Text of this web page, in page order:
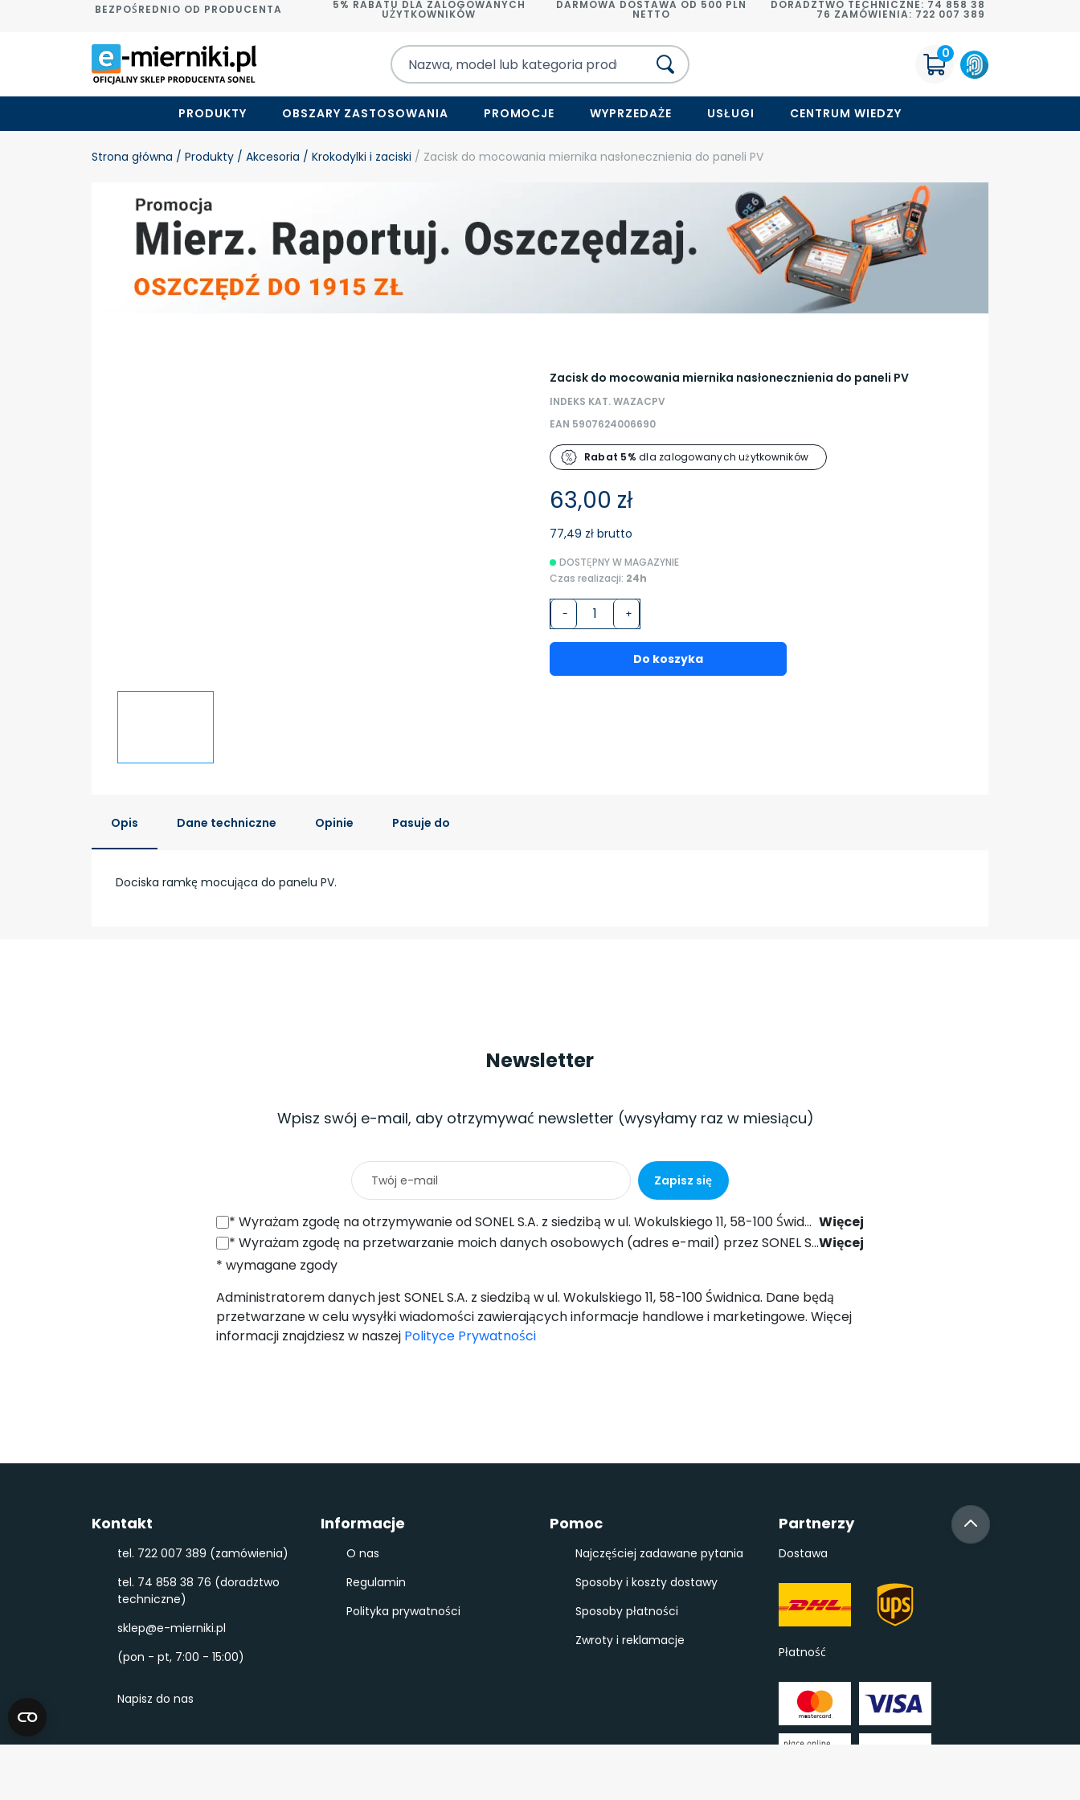
BEZPOŚREDNIO OD PRODUCENTA 5% RABATU DLA ZALOGOWANYCH
UŻYTKOWNIKÓW
DARMOWA DOSTAWA OD 500 PLN
NETTO
DORADZTWO TECHNICZNE: 74 858 38
76 ZAMÓWIENIA: 722 007 389
0
PRODUKTY OBSZARY ZASTOSOWANIA PROMOCJE WYPRZEDAŻE USŁUGI CENTRUM WIEDZY
Strona główna / Produkty / Akcesoria / Krokodylki i zaciski / Zacisk do mocowania miernika nasłonecznienia do paneli PV
Zacisk do mocowania miernika nasłonecznienia do paneli PV
INDEKS KAT. WAZACPV
EAN 5907624006690
Rabat 5% dla zalogowanych użytkowników
63,00 zł
77,49 zł brutto
DOSTĘPNY W MAGAZYNIE
Czas realizacji: 24h
- +
Do koszyka
Opis Dane techniczne Opinie Pasuje do
Dociska ramkę mocująca do panelu PV.
Newsletter
Wpisz swój e-mail, aby otrzymywać newsletter (wysyłamy raz w miesiącu)
Zapisz się
* Wyrażam zgodę na otrzymywanie od SONEL S.A. z siedzibą w ul. Wokulskiego 11, 58-100 Świdnica informacji handlowych drogą elektroniczną (na podany adres e-mail) w celach marketingowych, zgodnie z art. 398 ustawy z dnia 12 lipca 2024 r. Prawo Komunikacji Elektronicznej.
Więcej
* Wyrażam zgodę na przetwarzanie moich danych osobowych (adres e-mail) przez SONEL S.A. z siedzibą w ul. Wokulskiego 11, 58-100 Świdnica, w celu wysyłki newslettera zawierającego informacje handlowe i marketingowe, zgodnie z art. 6 ust. 1 lit. a) Ogólnego Rozporządzenia o Ochronie Danych (RODO). Więcej
* wymagane zgody
Administratorem danych jest SONEL S.A. z siedzibą w ul. Wokulskiego 11, 58-100 Świdnica. Dane będą
przetwarzane w celu wysyłki wiadomości zawierających informacje handlowe i marketingowe. Więcej
informacji znajdziesz w naszej Polityce Prywatności
Kontakt
tel. 722 007 389 (zamówienia)
tel. 74 858 38 76 (doradztwo
techniczne)
sklep@e-mierniki.pl
(pon - pt, 7:00 - 15:00)
Napisz do nas
Informacje
O nas
Regulamin
Polityka prywatności
Pomoc
Najczęściej zadawane pytania
Sposoby i koszty dostawy
Sposoby płatności
Zwroty i reklamacje
Partnerzy
Dostawa
Płatność